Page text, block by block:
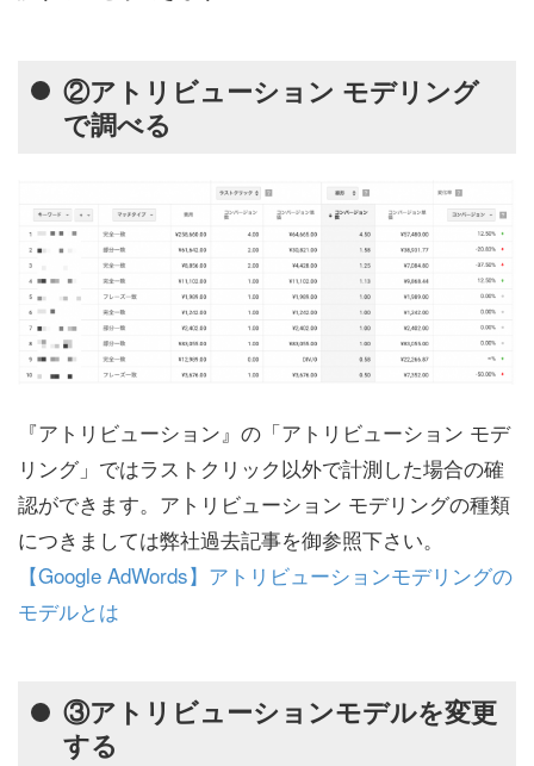
②アトリビューション モデリング
で調べる
『アトリビューション』の「アトリビューション モデ
リング」ではラストクリック以外で計測した場合の確
認ができます。アトリビューション モデリングの種類
につきましては弊社過去記事を御参照下さい。
【Google AdWords】アトリビューションモデリングの
モデルとは
③アトリビューションモデルを変更
する